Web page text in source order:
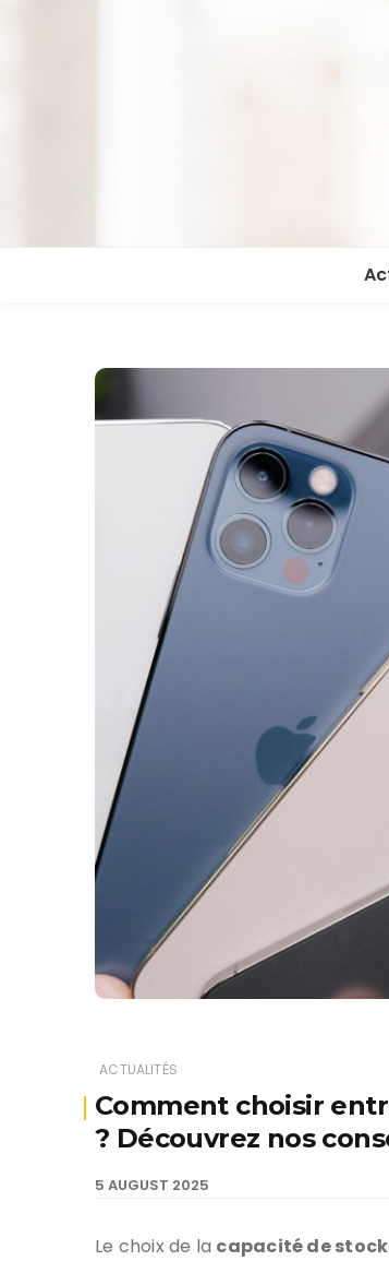
ACTUALITÉS
Comment choisir
? Découvrez nos
5 AUGUST 2025
Le choix de la capacité de